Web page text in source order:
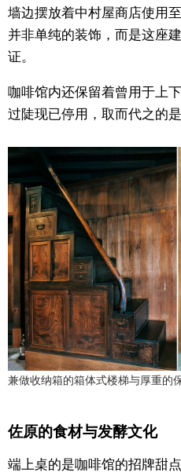
墙边摆放着中村屋商店使用
并非单纯的装饰，而是这座
证。
咖啡馆内还保留着曾用于上
过陡现已停用，取而代之的
兼做收纳箱的箱体式楼梯与厚重的
佐原的食材与发酵文化
端上桌的是咖啡馆的招牌甜